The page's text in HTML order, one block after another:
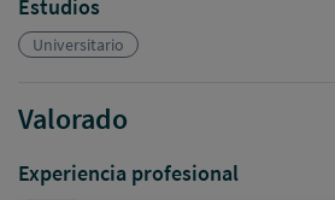
Estudios
Universitario
Valorado
Experiencia profesional